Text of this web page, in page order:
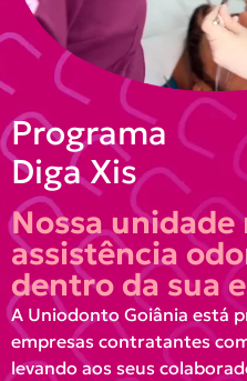
Programa
Diga Xis
Nossa unidade
assistência
dentro da sua
A Uniodonto Goiânia está
empresas contratantes
levando aos seus